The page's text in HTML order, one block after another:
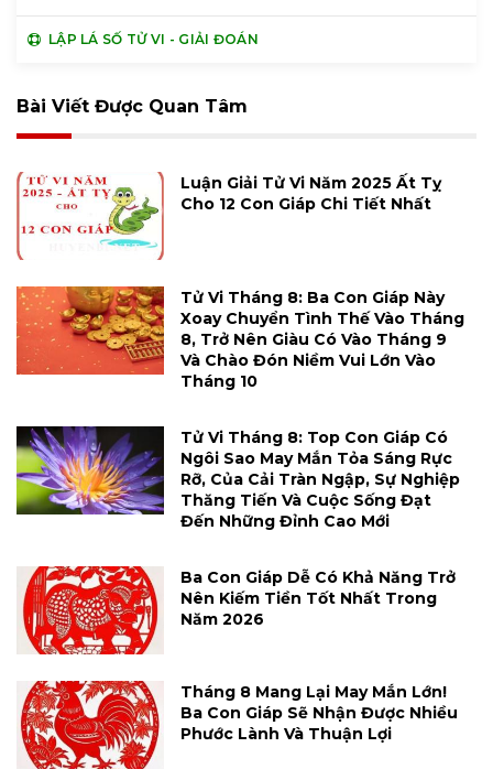
LẬP LÁ SỐ TỬ VI - GIẢI ĐOÁN
Bài Viết Được Quan Tâm
Luận Giải Tử Vi Năm 2025 Ất Tỵ
Cho 12 Con Giáp Chi Tiết Nhất
Tử Vi Tháng 8: Ba Con Giáp Này
Xoay Chuyển Tình Thế Vào Tháng
8, Trở Nên Giàu Có Vào Tháng 9
Và Chào Đón Niềm Vui Lớn Vào
Tháng 10
Tử Vi Tháng 8: Top Con Giáp Có
Ngôi Sao May Mắn Tỏa Sáng Rực
Rỡ, Của Cải Tràn Ngập, Sự Nghiệp
Thăng Tiến Và Cuộc Sống Đạt
Đến Những Đỉnh Cao Mới
Ba Con Giáp Dễ Có Khả Năng Trở
Nên Kiếm Tiền Tốt Nhất Trong
Năm 2026
Tháng 8 Mang Lại May Mắn Lớn!
Ba Con Giáp Sẽ Nhận Được Nhiều
Phước Lành Và Thuận Lợi